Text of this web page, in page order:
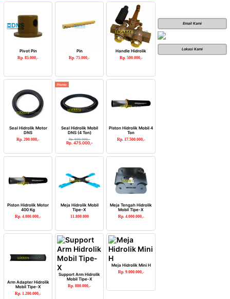
Pivot Pin
Rp. 85.000,-
Pin
Rp. 75.000,-
Handle Hidrolik
Rp. 500.000,-
Seal Hidrolik Motor
DNS
Rp. 200.000,-
Promo
Seal Hidrolik Mobil
DNS (4 Ton)
Rp. 600.000,-
Rp. 475.000,-
Piston Hidrolik Mobil 4
Ton
Rp. 17.500.000,-
Piston Hidrolik Motor
400 Kg
Rp. 4.000.000,-
Meja Hidrolik Mobil
Tipe-X
11.800.000
Meja Tengah Hidrolik
Mobil Tipe-X
Rp. 4.000.000,-
Arm Adapter Hidrolik
Mobil Tipe-X
Rp. 1.200.000,-
Support Arm Hidrolik
Mobil Tipe-X
Rp. 800.000,-
Meja Hidrolik Mini H
Rp. 9.000.000,-
Email Kami
Lokasi Kami